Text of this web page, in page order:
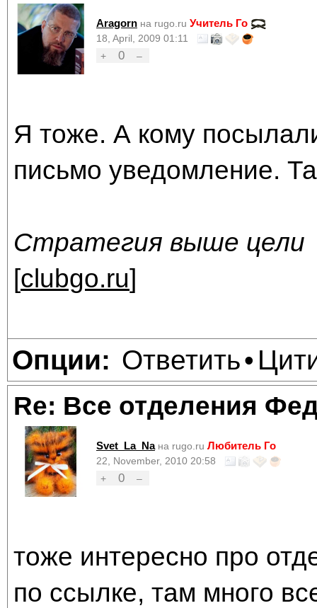
Aragorn на rugo.ru Учитель Го
18, April, 2009 01:11
+
0 –
Я тоже. А кому
письмо уведомление.
Стратегия выше цели
[clubgo.ru]
Опции: Ответить•
Re: Все отделения
Svet_La_Na на rugo.ru Любитель Го
22, November, 2010 20:58
+
0 –
тоже интересно про
по ссылке, там много